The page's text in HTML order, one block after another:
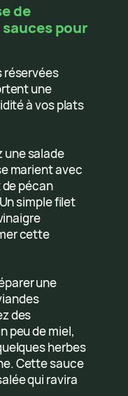
de
pour
réservées
une
à vos plats
une salade
marient avec
pécan
simple filet
cette
une
des
peu de miel,
herbes
Cette sauce
qui ravira